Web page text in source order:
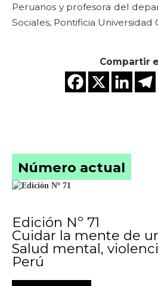
Peruanos y profesora del
Sociales, Pontificia Universidad
Compartir
Número actual
Edición Nº 71
Cuidar la mente de
Salud mental,
Perú